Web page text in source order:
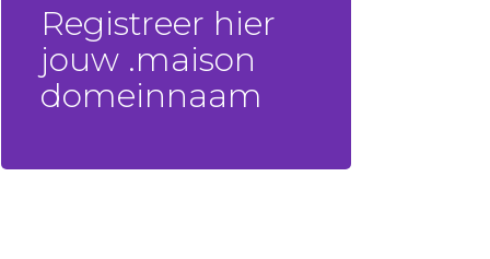
Registreer hier
jouw .maison
domeinnaam